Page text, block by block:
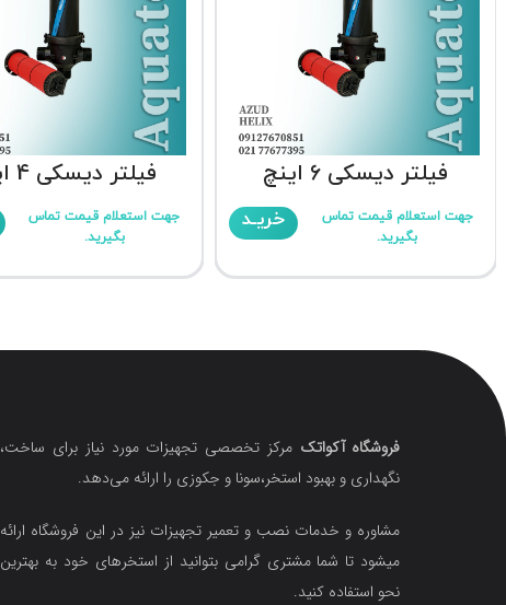
فیلتر دیسکی 6 اینچ
جهت استعلام قیمت تماس
بگیرید.
خریـد
فیلتر دیسکی 4 اینچ
جهت استعلام قیمت تماس
بگیرید.
فروشگاه آکواتک مرکز تخصصی تجهیزات مورد نیاز برای ساخت،
نگهداری و بهبود استخر،سونا و جکوزی را ارائه می‌دهد.
مشاوره و خدمات نصب و تعمیر تجهیزات نیز در این فروشگاه ارائه
میشود تا شما مشتری گرامی بتوانید از استخرهای خود به بهترین
نحو استفاده کنید.